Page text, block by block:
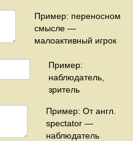
Пример: переносном
смысле —
малоактивный игрок
Пример:
наблюдатель,
зритель
Пример: От англ.
spectator —
наблюдатель